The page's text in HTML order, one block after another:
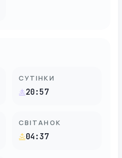
СУТІНКИ
20:57
СВІТАНОК
04:37